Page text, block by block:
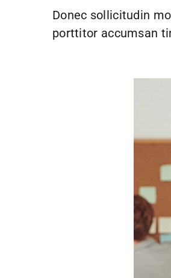
Donec sollicitudin
porttitor accumsan